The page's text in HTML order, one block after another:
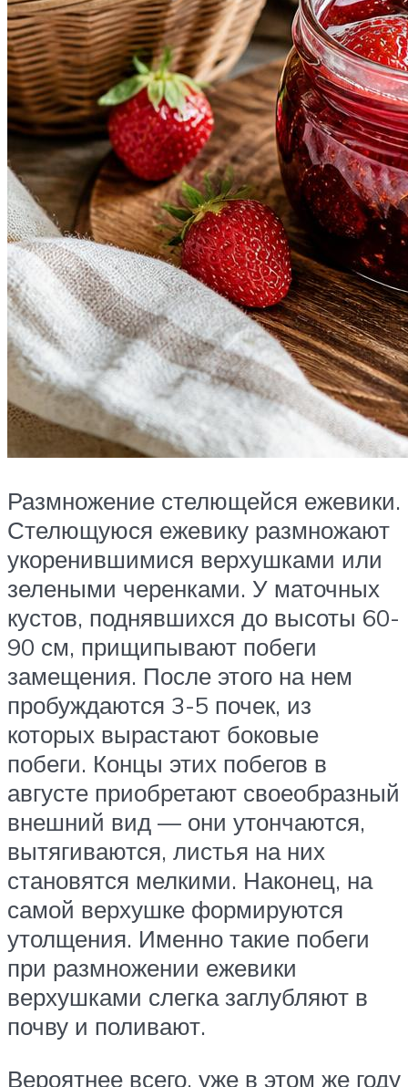
Размножение стелющейся ежевики.
Стелющуюся ежевику размножают
укоренившимися верхушками или
зелеными черенками. У маточных
кустов, поднявшихся до высоты 60-
90 см, прищипывают побеги
замещения. После этого на нем
пробуждаются 3-5 почек, из
которых вырастают боковые
побеги. Концы этих побегов в
августе приобретают своеобразный
внешний вид — они утончаются,
вытягиваются, листья на них
становятся мелкими. Наконец, на
самой верхушке формируются
утолщения. Именно такие побеги
при размножении ежевики
верхушками слегка заглубляют в
почву и поливают.
Вероятнее всего, уже в этом же году